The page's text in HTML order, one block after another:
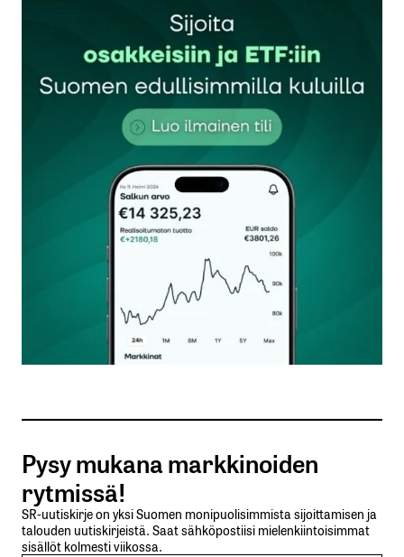
Globaalin talouden ajan ”kasvattina” kaikki toimet
joilla pyritään turvaamaan valuutan arvo kultaa
”hamstraamalla” tuntuvat paluulta jonnekin 1970-
luvulle.
Lisäksi kultakannan kaltaiset ”viritykset”
haiskahtavat siltä, että kohta on likviditeettikriisi
jossakin päin maailmaa.
Yhdysvaltojen liittovaltion kannattaisi
mieluummin laittaa moottoritieverkosto kuntoon
eikä hamstrata keltaista metallia pölyyntymään
Fort Knoxiin ja muualle.
Petri Pölönen
19.1.2025 at 12:36
Pysy mukana markkinoiden
rytmissä!
SR-uutiskirje on yksi Suomen monipuolisimmista sijoittamisen ja
talouden uutiskirjeistä. Saat sähköpostiisi mielenkiintoisimmat
sisällöt kolmesti viikossa.